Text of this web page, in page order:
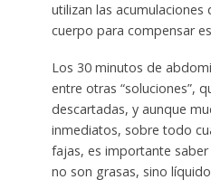
utilizan las
cuerpo para compensar
Los 30 minutos de
entre otras “soluciones”,
descartadas, y aunque
inmediatos, sobre todo
fajas, es importante
no son grasas, sino